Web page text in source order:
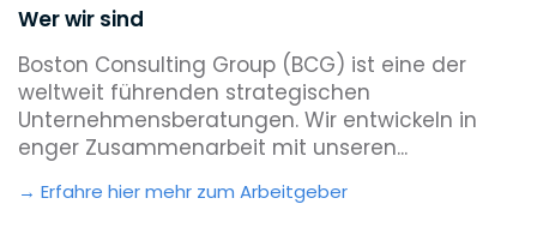
Wer wir sind
Boston Consulting Group (BCG) ist eine der
weltweit führenden strategischen
Unternehmensberatungen. Wir entwickeln in
enger Zusammenarbeit mit unseren...
Erfahre hier mehr zum Arbeitgeber